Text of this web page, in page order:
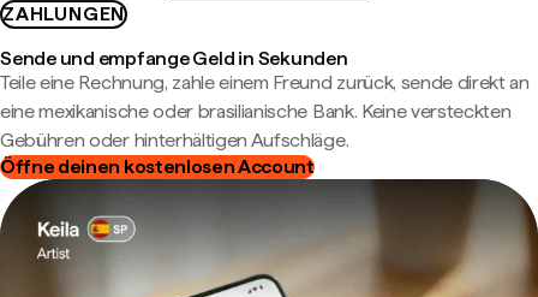
ZAHLUNGEN
Sende und empfange Geld in Sekunden
Teile eine Rechnung, zahle einem Freund zurück, sende direkt an
eine mexikanische oder brasilianische Bank. Keine versteckten
Gebühren oder hinterhältigen Aufschläge.
Öffne deinen kostenlosen Account